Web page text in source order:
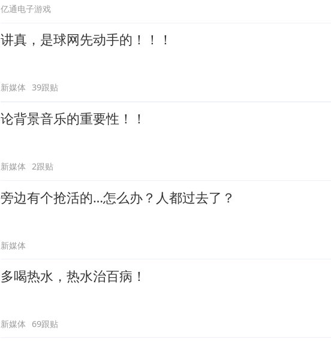
亿通电子游戏
讲真，是球网先动手的！！！
新媒体 39跟贴
论背景音乐的重要性！！
新媒体 2跟贴
旁边有个抢活的…怎么办？人都过去了？
新媒体
多喝热水，热水治百病！
新媒体 69跟贴